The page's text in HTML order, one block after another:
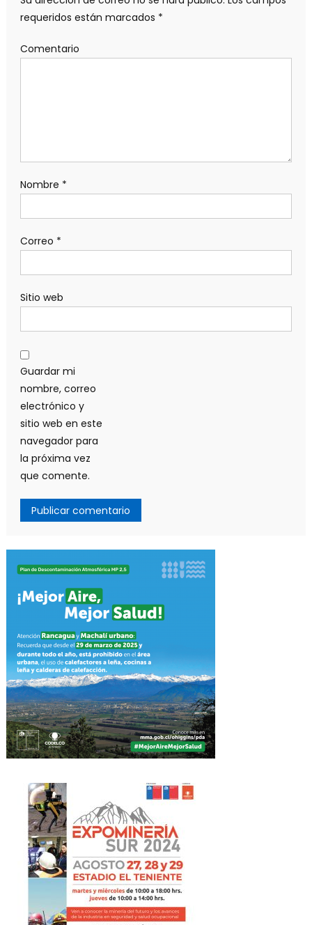
requeridos están marcados *
Comentario
Nombre *
Correo *
Sitio web
Guardar mi
nombre, correo
electrónico y
sitio web en este
navegador para
la próxima vez
que comente.